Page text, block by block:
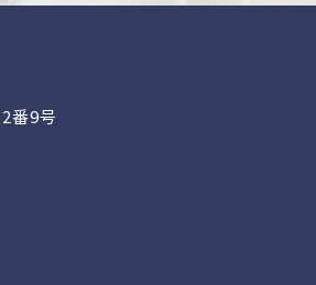
番9号